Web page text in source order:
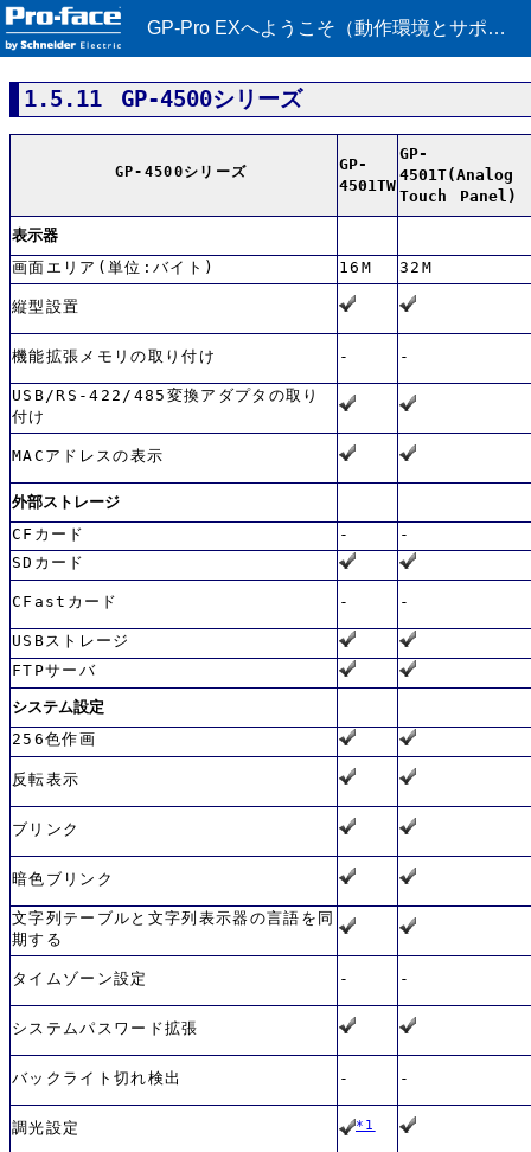
GP-Pro EXへようこそ（動作環境とサポート機能）
1.5.11 GP-4500シリーズ
GP-4500シリーズ
GP-
4501TW
GP-
4501T(Analog
Touch Panel)
表示器
画面エリア(単位:バイト)
16M 32M
縦型設置
機能拡張メモリの取り付け - -
USB/RS-422/485変換アダプタの取り
付け
MACアドレスの表示
外部ストレージ
CFカード
-
-
SDカード
CFastカード - -
USBストレージ
FTPサーバ
システム設定
256色作画
反転表示
ブリンク
暗色ブリンク
文字列テーブルと文字列表示器の言語を同
期する
タイムゾーン設定 - -
システムパスワード拡張
バックライト切れ検出 - -
調光設定 *1